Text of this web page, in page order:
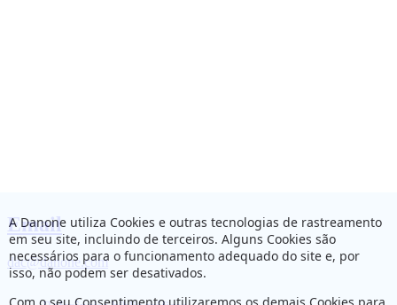
Email
dac@danone.com
A Danone utiliza Cookies e outras tecnologias de rastreamento
em seu site, incluindo de terceiros. Alguns Cookies são
necessários para o funcionamento adequado do site e, por
isso, não podem ser desativados.